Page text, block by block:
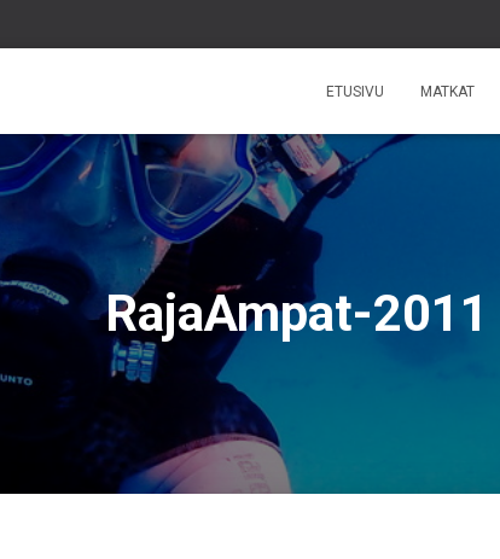
ETUSIVU MATKAT
RajaAmpat-2011